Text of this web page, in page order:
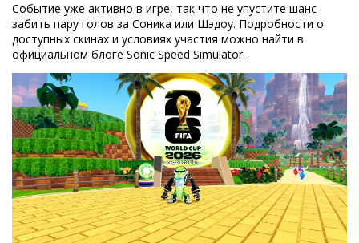
Событие уже активно в игре, так что не упустите шанс
забить пару голов за Соника или Шэдоу. Подробности о
доступных скинах и условиях участия можно найти в
официальном блоге Sonic Speed Simulator.